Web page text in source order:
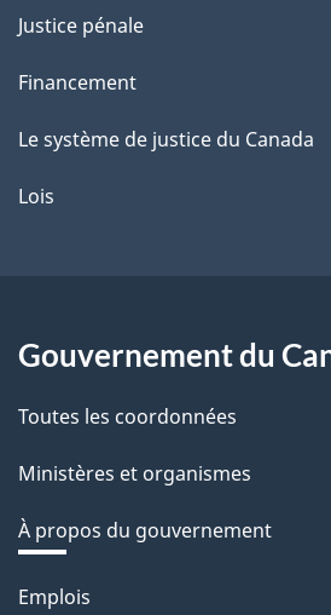
Justice pénale
Financement
Le système de justice du Canada
Lois
Gouvernement du
Toutes les coordonnées
Ministères et organismes
À propos du gouvernement
Thèmes
Emplois